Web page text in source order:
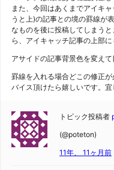
また、今回はあくまでアイキ
うと上)の記事との境の罫線が
なものを後に投稿してしまう
ら、アイキャッチ記事の上部
アサイドの記事背景色を変え
罫線を入れる場合どこの修正
バイス頂けたら嬉しいです。宜
トピック投稿者
(@poteton)
11年、 11ヶ月前